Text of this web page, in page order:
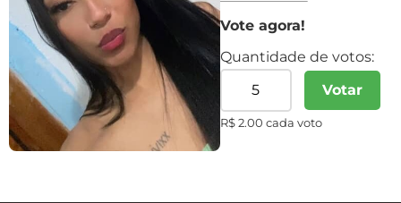
Vote agora!
Quantidade de votos:
Votar
R$ 2.00 cada voto